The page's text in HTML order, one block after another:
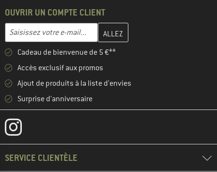
OUVRIR UN COMPTE CLIENT
Adresse e-mail
Entrez votre adresse e-mail ici et créez votre compte client à la
Cadeau de bienvenue de 5 €**
Accès exclusif aux promos
Ajout de produits à la liste d'envies
Surprise d'anniversaire
SERVICE CLIENTÈLE